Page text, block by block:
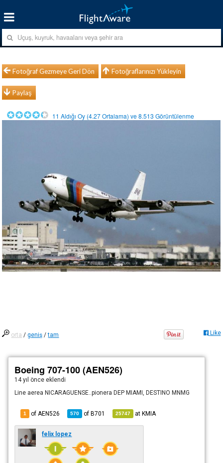
Fotoğraf Gezmeye Geri Dön Fotoğraflarınızı Yükleyin
Paylaş
11 Aldığı Oy (4.27Ortalama) ve8.513 Görüntülenme
orta /geniş /tam Like
Boeing 707-100 (AEN526)
14 yıl önce eklendi
Line aerea NICARAGUENSE..pionera DEP MIAMI, DESTINO MNMG
1 of AEN526 570 ofB701 25747 atKMIA
felix lopez